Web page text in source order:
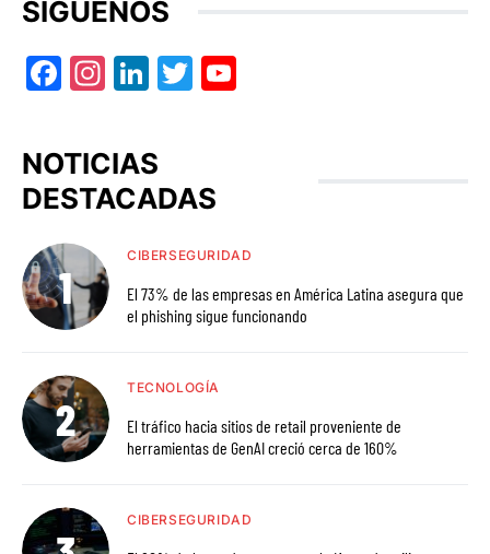
SÍGUENOS
Facebook
Instagram
LinkedIn
Twitter
NOTICIAS
DESTACADAS
CIBERSEGURIDAD
El 73% de las empresas en América Latina asegura que
el phishing sigue funcionando
TECNOLOGÍA
El tráfico hacia sitios de retail proveniente de
herramientas de GenAI creció cerca de 160%
CIBERSEGURIDAD